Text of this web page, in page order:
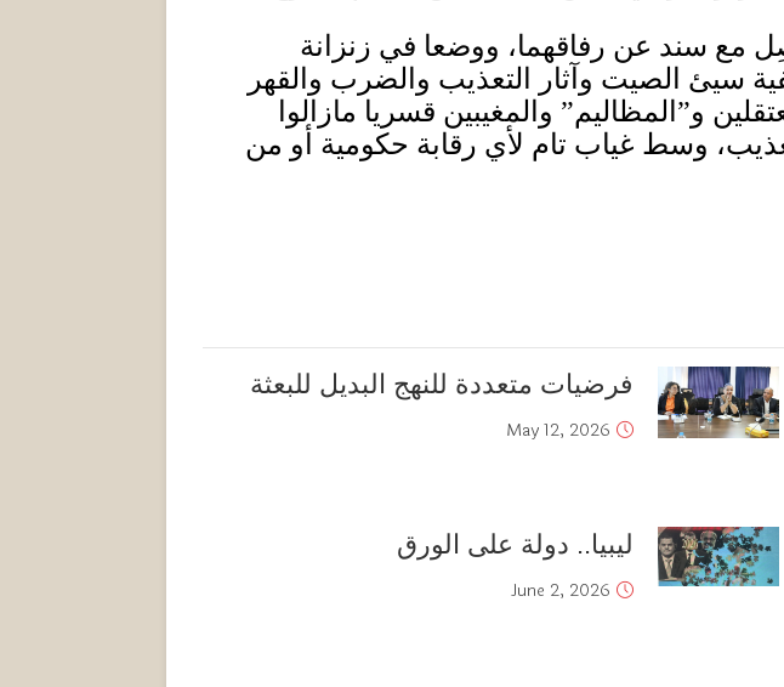
سند عن رفاقهما، ووضعا في زنزانة
سيئ الصيت وآثار التعذيب والضرب والقهر
و”المظاليم” والمغيبين قسريا مازالوا
وسط غياب تام لأي رقابة حكومية أو من
فرضيات متعددة للنهج البديل للبعثة
May 12, 2026
ليبيا.. دولة على الورق
June 2, 2026